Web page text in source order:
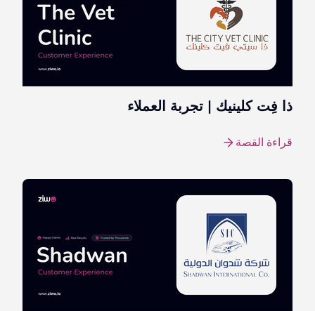
ذا فِت كلينيك | تجربة العملاء
قراءة القصة